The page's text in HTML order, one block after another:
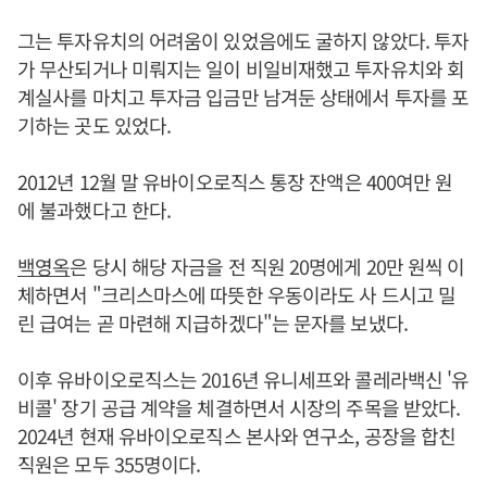
그는 투자유치의 어려움이 있었음에도 굴하지 않았다. 투자
가 무산되거나 미뤄지는 일이 비일비재했고 투자유치와 회
계실사를 마치고 투자금 입금만 남겨둔 상태에서 투자를 포
기하는 곳도 있었다.
2012년 12월 말 유바이오로직스 통장 잔액은 400여만 원
에 불과했다고 한다.
백영옥은 당시 해당 자금을 전 직원 20명에게 20만 원씩 이
체하면서 "크리스마스에 따뜻한 우동이라도 사 드시고 밀
린 급여는 곧 마련해 지급하겠다"는 문자를 보냈다.
이후 유바이오로직스는 2016년 유니세프와 콜레라백신 '유
비콜' 장기 공급 계약을 체결하면서 시장의 주목을 받았다.
2024년 현재 유바이오로직스 본사와 연구소, 공장을 합친
직원은 모두 355명이다.